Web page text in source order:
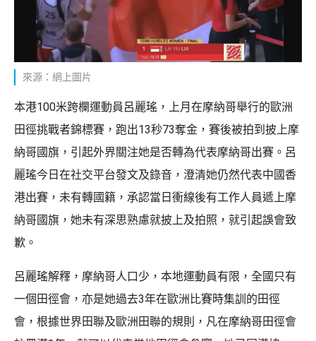
來源：網上圖片
本港100米跨欄運動員呂麗瑤，上月在摩納哥舉行的歐洲
田徑挑戰者錦標賽，跑出13秒73奪金，賽後被拍到披上摩
納哥國旗，引起外界關注她是否轉為代表摩納哥出賽。呂
麗瑤今日在社交平台發文及錄音，澄清她仍然代表中國香
港出賽，未有轉國籍，承認當日衝線後有工作人員遞上摩
納哥國旗，她未有深思熟慮就披上及拍照，就引起誤會致
歉。
呂麗瑤解釋，摩納哥人口少，本地運動員有限，全國只有
一個田徑會，亦是她過去3年在歐洲比賽時集訓的田徑
會，根據世界田聯及歐洲田聯的規則，凡在摩納哥田徑會